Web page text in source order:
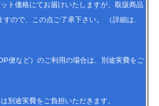
ト価格にてお届けいたしますが、取扱商品
ので、この点ご了承下さい。 （詳細は、
便など）のご利用の場合は、別途実費をご
別途実費をご負担いただきます。